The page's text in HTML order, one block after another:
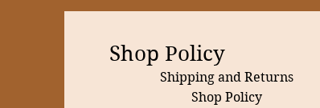
Shop Policy
Shipping and Returns
Shop Policy